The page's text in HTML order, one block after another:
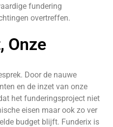
fundering
overtreffen.
Onze
Door de nauwe
en de inzet van onze
het funderingsproject niet
eisen maar ook zo ver
budget blijft. Funderix is